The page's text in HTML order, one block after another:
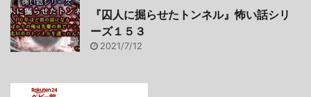
『囚人に掘らせたトンネル』怖い話シリ
ーズ１５３
2021/7/12